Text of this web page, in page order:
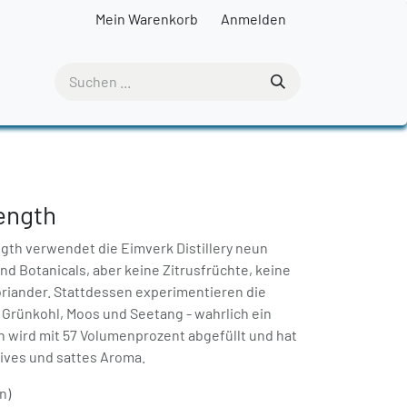
Mein Warenkorb Anmelden
verwendet die Eimverk Distillery neun
Botanicals, aber keine Zitrusfrüchte, keine
Stattdessen experimentieren die
Moos und Seetang - wahrlich ein
wird mit 57 Volumenprozent abgefüllt und hat
und sattes Aroma.